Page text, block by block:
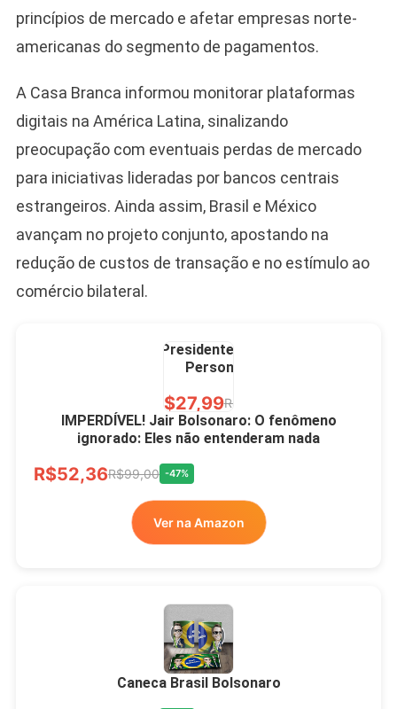
princípios de mercado e afetar empresas norte-
americanas do segmento de pagamentos.
A Casa Branca informou monitorar plataformas
digitais na América Latina, sinalizando
preocupação com eventuais perdas de mercado
para iniciativas lideradas por bancos centrais
estrangeiros. Ainda assim, Brasil e México
avançam no projeto conjunto, apostando na
redução de custos de transação e no estímulo ao
comércio bilateral.
Camiseta Camisa
Bolsonaro Presidente
2026 Pátria Brasil 6 X
R$60,00R$99,00 -39%
Ver no MERCADO
LIVRE
Presidente Porcelana
Personalizada
R$27,99R$49,00
Xícara Bolsonaro
Brasão Deus Acima De
Todos
R$33,00
IMPERDÍVEL! Jair Bolsonaro: O fenômeno
ignorado: Eles não entenderam nada
R$52,36R$99,00 -47%
Ver na Amazon
Caneca Brasil Bolsonaro